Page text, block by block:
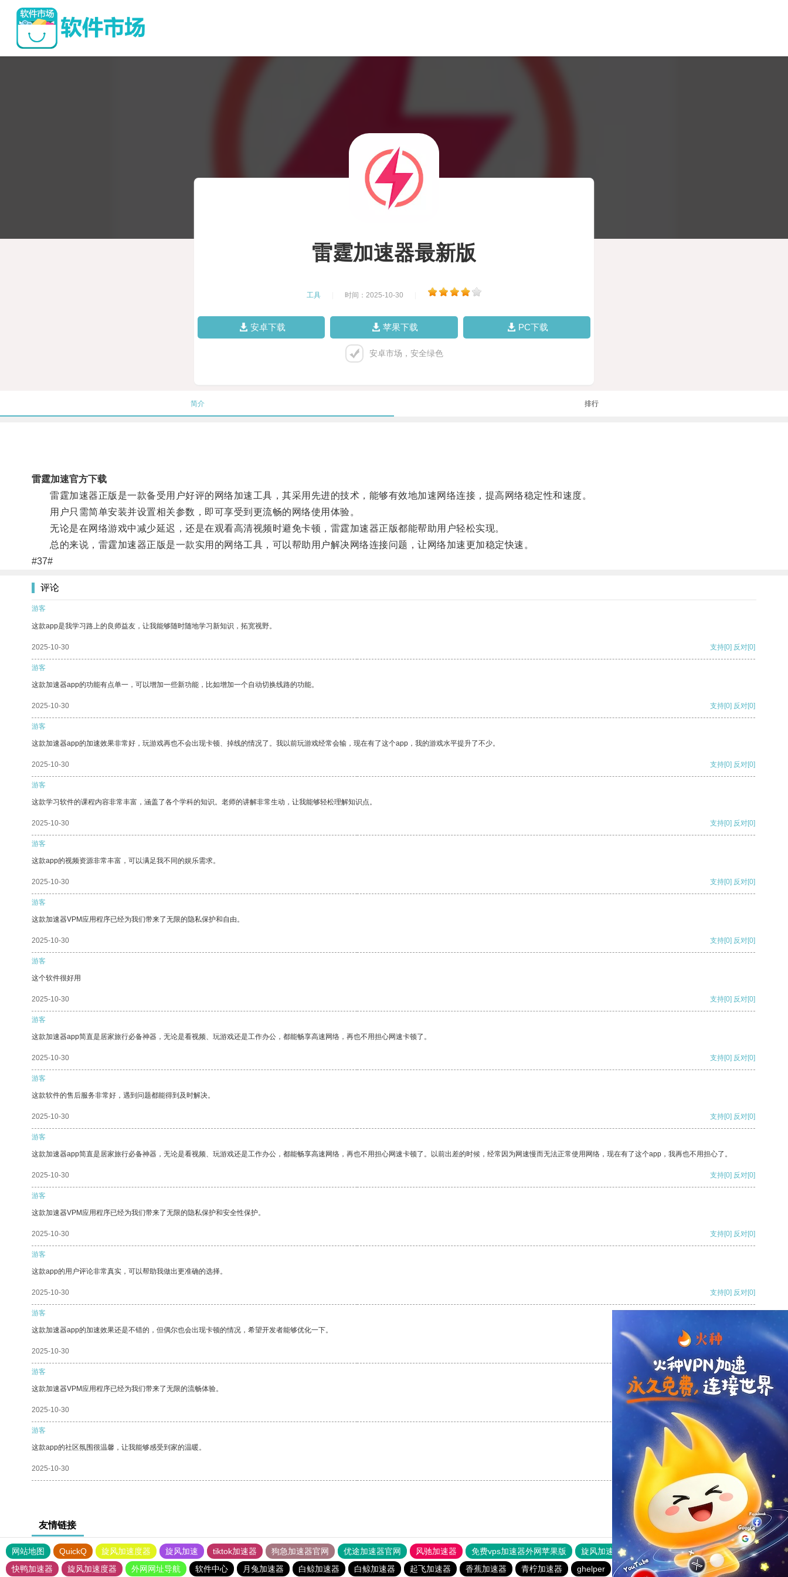
雷霆加速器最新版
工具 时间：2025-10-30
安卓下载 苹果下载 PC下载
安卓市场，安全绿色
简介 排行
雷霆加速官方下载
雷霆加速器正版是一款备受用户好评的网络加速工具，其采用先进的技术，能够有效地加速网络连接，提高网络稳定性和速度。
用户只需简单安装并设置相关参数，即可享受到更流畅的网络使用体验。
无论是在网络游戏中减少延迟，还是在观看高清视频时避免卡顿，雷霆加速器正版都能帮助用户轻松实现。
总的来说，雷霆加速器正版是一款实用的网络工具，可以帮助用户解决网络连接问题，让网络加速更加稳定快速。
#37#
评论
游客
这款app是我学习路上的良师益友，让我能够随时随地学习新知识，拓宽视野。
2025-10-30 支持[0] 反对[0]
游客
这款加速器app的功能有点单一，可以增加一些新功能，比如增加一个自动切换线路的功能。
2025-10-30 支持[0] 反对[0]
游客
这款加速器app的加速效果非常好，玩游戏再也不会出现卡顿、掉线的情况了。我以前玩游戏经常会输，现在有了这个app，我的游戏水平提升了不少。
2025-10-30 支持[0] 反对[0]
游客
这款学习软件的课程内容非常丰富，涵盖了各个学科的知识。老师的讲解非常生动，让我能够轻松理解知识点。
2025-10-30 支持[0] 反对[0]
游客
这款app的视频资源非常丰富，可以满足我不同的娱乐需求。
2025-10-30 支持[0] 反对[0]
游客
这款加速器VPM应用程序已经为我们带来了无限的隐私保护和自由。
2025-10-30 支持[0] 反对[0]
游客
这个软件很好用
2025-10-30 支持[0] 反对[0]
游客
这款加速器app简直是居家旅行必备神器，无论是看视频、玩游戏还是工作办公，都能畅享高速网络，再也不用担心网速卡顿了。
2025-10-30 支持[0] 反对[0]
游客
这款软件的售后服务非常好，遇到问题都能得到及时解决。
2025-10-30 支持[0] 反对[0]
游客
这款加速器app简直是居家旅行必备神器，无论是看视频、玩游戏还是工作办公，都能畅享高速网络，再也不用担心网速卡顿了。以前出差的时候，经常因为网速慢而无法正常使用网络，现在有了这个app，我再也不用担心了。
2025-10-30 支持[0] 反对[0]
游客
这款加速器VPM应用程序已经为我们带来了无限的隐私保护和安全性保护。
2025-10-30 支持[0] 反对[0]
游客
这款app的用户评论非常真实，可以帮助我做出更准确的选择。
2025-10-30 支持[0] 反对[0]
游客
这款加速器app的加速效果还是不错的，但偶尔也会出现卡顿的情况，希望开发者能够优化一下。
2025-10-30
游客
这款加速器VPM应用程序已经为我们带来了无限的流畅体验。
2025-10-30 反对
游客
这款app的社区氛围很温馨，让我能够感受到家的温暖。
2025-10-30 反对[0]
友情链接
网站地图 QuickQ 旋风加速度器 旋风加速 tiktok加速器 狗急加速器官网 优途加速器官网 风驰加速器 免费vps加速器外网苹果版 旋风加速度器 快连加速器
原子加速器
快鸭加速器
旋风加速度器 外网网址导航 软件中心 月兔加速器 白鲸加速器 白鲸加速器 起飞加速器 香蕉加速器 青柠加速器 ghelper pigcha加速器 纵云梯加速器